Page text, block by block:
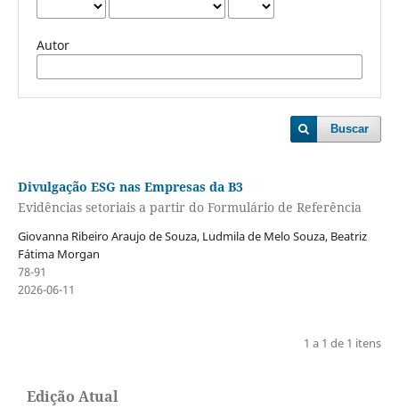
Autor
Buscar
Divulgação ESG nas Empresas da B3
Evidências setoriais a partir do Formulário de Referência
Giovanna Ribeiro Araujo de Souza, Ludmila de Melo Souza, Beatriz
Fátima Morgan
78-91
2026-06-11
1 a 1 de 1 itens
Edição Atual